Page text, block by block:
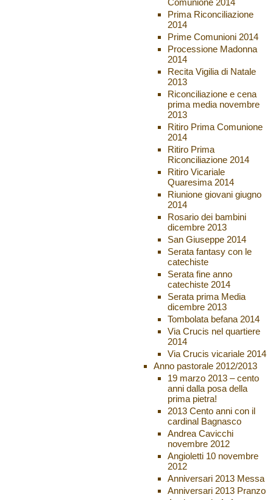
Prima Riconciliazione
2014
Prime Comunioni 2014
Processione Madonna
2014
Recita Vigilia di Natale
2013
Riconciliazione e cena
prima media novembre
2013
Ritiro Prima Comunione
2014
Ritiro Prima
Riconciliazione 2014
Ritiro Vicariale
Quaresima 2014
Riunione giovani giugno
2014
Rosario dei bambini
dicembre 2013
San Giuseppe 2014
Serata fantasy con le
catechiste
Serata fine anno
catechiste 2014
Serata prima Media
dicembre 2013
Tombolata befana 2014
Via Crucis nel quartiere
2014
Via Crucis vicariale 2014
Anno pastorale 2012/2013
19 marzo 2013 – cento
anni dalla posa della
prima pietra!
2013 Cento anni con il
cardinal Bagnasco
Andrea Cavicchi
novembre 2012
Angioletti 10 novembre
2012
Anniversari 2013 Messa
Anniversari 2013 Pranzo